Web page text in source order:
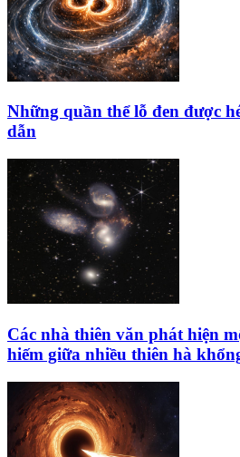
Những quần thể lỗ đen được
dẫn
Các nhà thiên văn phát hiện
hiếm giữa nhiều thiên hà